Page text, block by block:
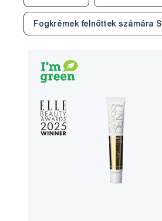
Fogkrémek felnőttek számára